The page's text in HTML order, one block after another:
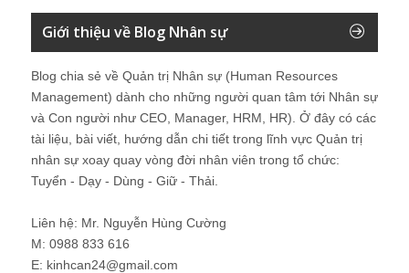
Giới thiệu về Blog Nhân sự
Blog chia sẻ về Quản trị Nhân sự (Human Resources
Management) dành cho những người quan tâm tới Nhân sự
và Con người như CEO, Manager, HRM, HR). Ở đây có các
tài liệu, bài viết, hướng dẫn chi tiết trong lĩnh vực Quản trị
nhân sự xoay quay vòng đời nhân viên trong tổ chức:
Tuyển - Dạy - Dùng - Giữ - Thải.
Liên hệ: Mr. Nguyễn Hùng Cường
M: 0988 833 616
E: kinhcan24@gmail.com